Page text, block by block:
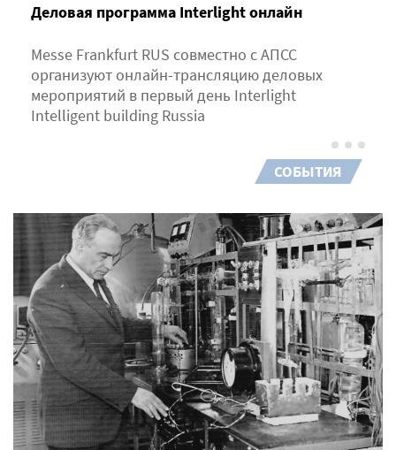
Деловая программа Interlight онлайн
Messe Frankfurt RUS совместно с АПСС
организуют онлайн-трансляцию деловых
мероприятий в первый день Interlight
Intelligent building Russia
СОБЫТИЯ